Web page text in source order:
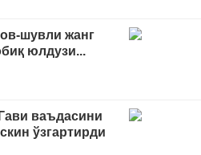
шувли жанг
юлдузи...
ваъдасини
ўзгартирди